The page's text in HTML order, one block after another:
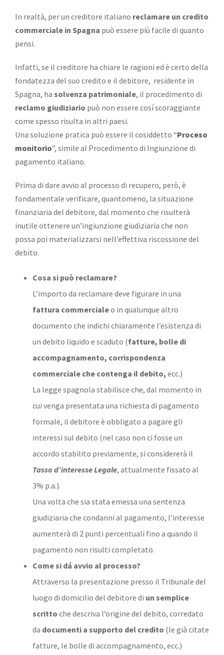
In realtà, per un creditore italiano reclamare un credito
commerciale in Spagna può essere più facile di quanto
pensi.
Infatti, se il creditore ha chiare le ragioni ed è certo della
fondatezza del suo credito e il debitore, residente in
Spagna, ha solvenza patrimoniale, il procedimento di
reclamo giudiziario può non essere cosí scoraggiante
come spesso risulta in altri paesi.
Una soluzione pratica può essere il cosiddetto “Proceso
monitorio”, simile al Procedimento di Ingiunzione di
pagamento italiano.
Prima di dare avvio al processo di recupero, però, è
fondamentale verificare, quantomeno, la situazione
finanziaria del debitore, dal momento che risulterà
inutile ottenere un’ingiunzione giudiziaria che non
possa poi materializzarsi nell’effettiva riscossione del
debito.
Cosa si può reclamare?
L’importo da reclamare deve figurare in una
fattura commercialeo in qualunque altro
documento che indichi chiaramente l’esistenza di
un debito liquido e scaduto (fatture, bolle di
accompagnamento, corrispondenza
commerciale che contenga il debito, ecc.)
La legge spagnola stabilisce che, dal momento in
cui venga presentata una richiesta di pagamento
formale, il debitore è obbligato a pagare gli
interessi sul debito (nel caso non ci fosse un
accordo stabilito previamente, si considererà il
Tasso d’interesse Legale, attualmente fissato al
3% p.a.).
Una volta che sia stata emessa una sentenza
giudiziaria che condanni al pagamento, l’interesse
aumenterà di 2 punti percentuali fino a quando il
pagamento non risulti completato.
Come si dá avvio al processo?
Attraverso la presentazione presso il Tribunale del
luogo di domicilio del debitore di un semplice
scritto che descriva l’origine del debito, corredato
da documenti a supporto del credito (le già citate
fatture, le bolle di accompagnamento, ecc.)